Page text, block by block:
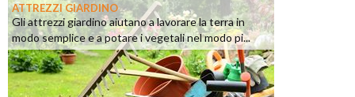
ATTREZZI GIARDINO
Gli attrezzi giardino aiutano a lavorare la terra in
modo semplice e a potare i vegetali nel modo pi...